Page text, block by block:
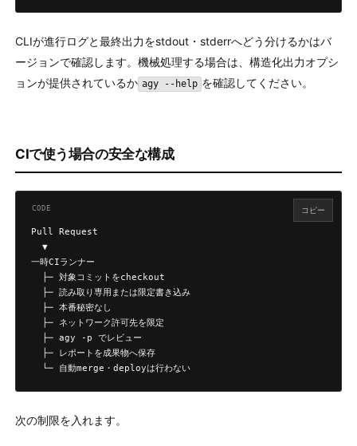
CLIが進行ログと最終出力をstdout・stderrへどう分けるかはバ
ージョンで確認します。機械処理する場合は、構造化出力オプシ
ョンが提供されているか agy --help を確認してください。
CIで使う場合の安全な構成
Pull Request
  ▼
一時CIランナー
  ├─ 対象コミットをcheckout
  ├─ 読み取り専用または限定書き込み
  ├─ 本番秘密なし
  ├─ ネットワーク許可先を限定
  ├─ agy -p でレビュー
  ├─ レポートを成果物へ保存
  └─ 自動merge・deployは行わない
コピー
次の制限を入れます。